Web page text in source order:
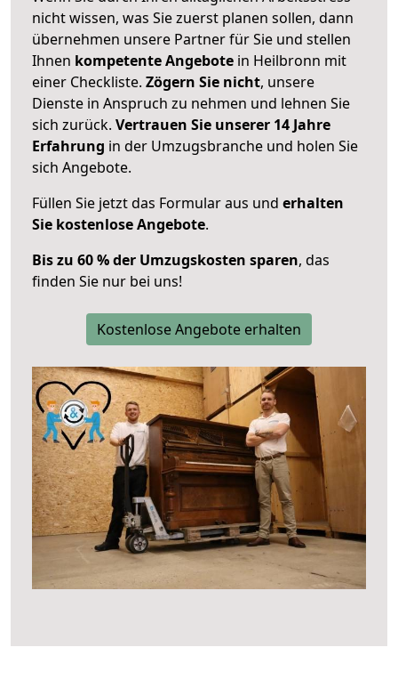
nicht wissen, was Sie zuerst planen sollen, dann
übernehmen unsere Partner für Sie und stellen
Ihnen kompetente Angebote in Heilbronn mit
einer Checkliste. Zögern Sie nicht, unsere
Dienste in Anspruch zu nehmen und lehnen Sie
sich zurück. Vertrauen Sie unserer 14 Jahre
Erfahrung in der Umzugsbranche und holen Sie
sich Angebote.
Füllen Sie jetzt das Formular aus und erhalten
Sie kostenlose Angebote.
Bis zu 60 % der Umzugskosten sparen, das
finden Sie nur bei uns!
Kostenlose Angebote erhalten